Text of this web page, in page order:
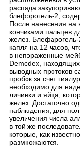
распада
блефорогель-2,
После нанесения на
кончиками пальцев
желез.
капля на 12 часов,
в непораженные
Demodex,
выводных протоков
пробок за счет
необходимо для
личинки и яйца,
желез. Достаточно
наблюдения, для
увеличения числа
в той же
которые, как
размножаются.